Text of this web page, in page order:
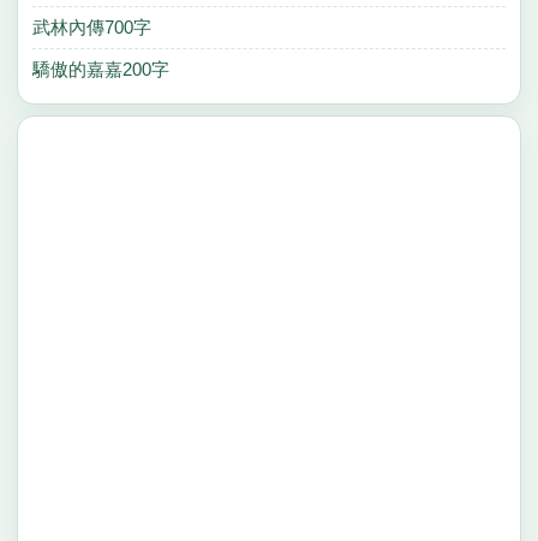
武林內傳700字
驕傲的嘉嘉200字